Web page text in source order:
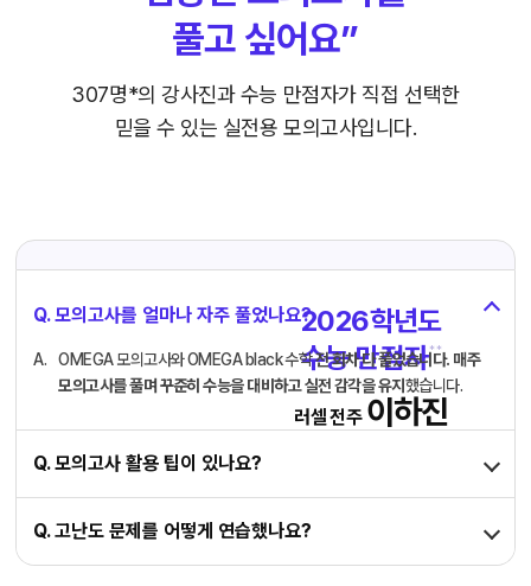
풀고 싶어요”
307명*의 강사진과 수능 만점자가직접 선택한
믿을 수 있는 실전용 모의고사입니다.
2026학년도
수능 만점자* *
러셀 전주 이하진
Q. 모의고사를 얼마나 자주 풀었나요?
OMEGA 모의고사와 OMEGA black 수학전 회차 다 풀었습니다. 매주
모의고사를 풀며 꾸준히 수능을 대비하고 실전 감각을 유지했습니다.
Q. 모의고사 활용 팁이 있나요?
Q. 고난도 문제를 어떻게 연습했나요?